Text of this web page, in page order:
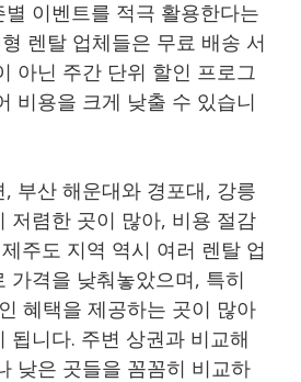
이벤트를 적극 활용한다는
렌탈 업체들은 무료 배송 서
아닌 주간 단위 할인 프로그
비용을 크게 낮출 수 있습니
부산 해운대와 경포대, 강릉
저렴한 곳이 많아, 비용 절감
주도 지역 역시 여러 렌탈 업
가격을 낮춰놓았으며, 특히
혜택을 제공하는 곳이 많아
됩니다. 주변 상권과 비교해
낮은 곳들을 꼼꼼히 비교하